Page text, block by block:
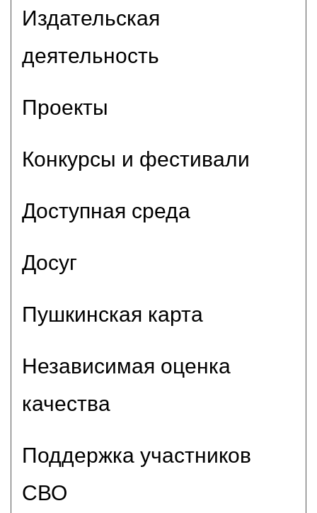
Издательская
деятельность
Проекты
Конкурсы и фестивали
Доступная среда
Досуг
Пушкинская карта
Независимая оценка
качества
Поддержка участников
СВО